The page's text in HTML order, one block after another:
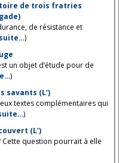
de trois fratries
de résistance et
)
un objet d’étude pour de
)
savants (L’)
textes complémentaires qui
)
abbé Raynal, l’illustre oublié redécouvert (L’)
Cette question pourrait à elle